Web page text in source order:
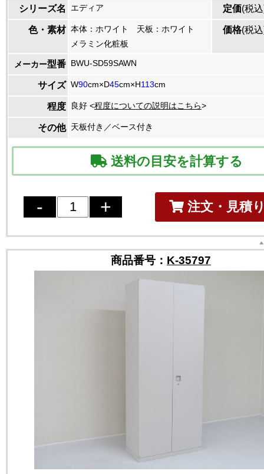
シリーズ名 エディア 定価(税
色・素材 本体：ホワイト 天板：ホワイト
メラミン化粧板
価格(税
メーカー型番 BWU-SD59SAWN
サイズ W90cm×D45cm×H113cm
程度 良好 <程度についての説明はこちら>
その他 天板付き／ベース付き
送料の目安を計算する
注文・見積
商品番号： K-35797